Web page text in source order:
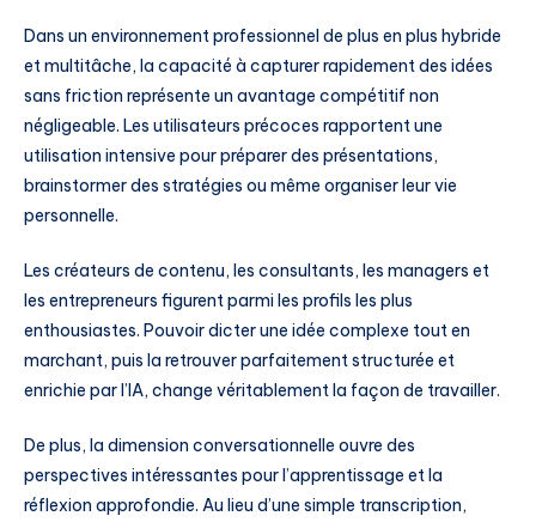
Dans un environnement professionnel de plus en plus hybride
et multitâche, la capacité à capturer rapidement des idées
sans friction représente un avantage compétitif non
négligeable. Les utilisateurs précoces rapportent une
utilisation intensive pour préparer des présentations,
brainstormer des stratégies ou même organiser leur vie
personnelle.
Les créateurs de contenu, les consultants, les managers et
les entrepreneurs figurent parmi les profils les plus
enthousiastes. Pouvoir dicter une idée complexe tout en
marchant, puis la retrouver parfaitement structurée et
enrichie par l’IA, change véritablement la façon de travailler.
De plus, la dimension conversationnelle ouvre des
perspectives intéressantes pour l’apprentissage et la
réflexion approfondie. Au lieu d’une simple transcription,